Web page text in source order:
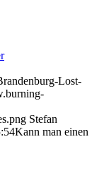
Lost-
Stefan
Kann man einen